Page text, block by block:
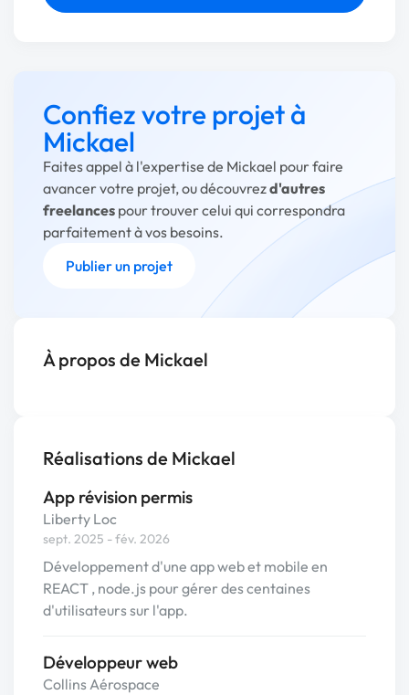
Confiez votre projet à
Mickael
Faites appel à l'expertise de Mickael pour faire
avancer votre projet, ou découvrezd'autres
freelances pour trouver celui qui correspondra
parfaitement à vos besoins.
Publier un projet
À propos de Mickael
Réalisations de Mickael
App révision permis
Liberty Loc
sept. 2025 - fév. 2026
Développement d'une app web et mobile en
REACT , node.js pour gérer des centaines
d'utilisateurs sur l'app.
Développeur web
Collins Aérospace